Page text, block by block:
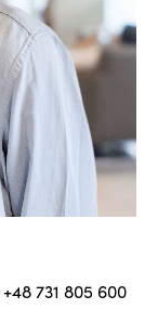
+48 731 805 600